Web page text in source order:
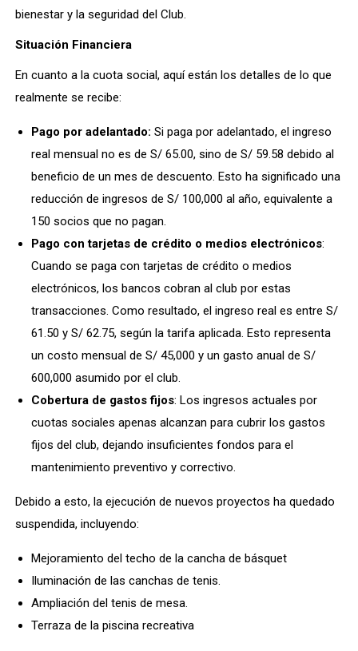
bienestar y la seguridad del Club.
Situación Financiera
En cuanto a la cuota social, aquí están los detalles de lo que
realmente se recibe:
Pago por adelantado: Si paga por adelantado, el ingreso
real mensual no es de S/ 65.00, sino de S/ 59.58 debido al
beneficio de un mes de descuento. Esto ha significado una
reducción de ingresos de S/ 100,000 al año, equivalente a
150 socios que no pagan.
Pago con tarjetas de crédito o medios electrónicos:
Cuando se paga con tarjetas de crédito o medios
electrónicos, los bancos cobran al club por estas
transacciones. Como resultado, el ingreso real es entre S/
61.50 y S/ 62.75, según la tarifa aplicada. Esto representa
un costo mensual de S/ 45,000 y un gasto anual de S/
600,000 asumido por el club.
Cobertura de gastos fijos: Los ingresos actuales por
cuotas sociales apenas alcanzan para cubrir los gastos
fijos del club, dejando insuficientes fondos para el
mantenimiento preventivo y correctivo.
Debido a esto, la ejecución de nuevos proyectos ha quedado
suspendida, incluyendo:
Mejoramiento del techo de la cancha de básquet
Iluminación de las canchas de tenis.
Ampliación del tenis de mesa.
Terraza de la piscina recreativa